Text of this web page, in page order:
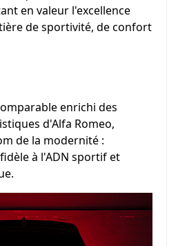
en valeur l'excellence
de sportivité, de confort
enrichi des
d'Alfa Romeo,
de la modernité :
à l'ADN sportif et